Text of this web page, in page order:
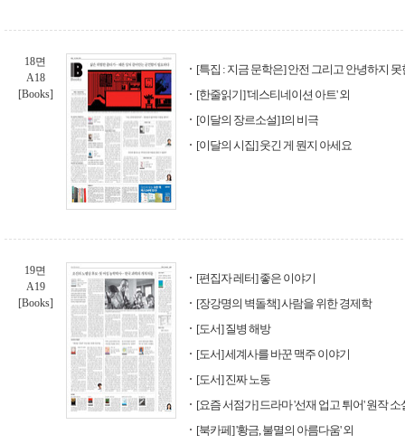
18면
A18
[Books]
[특집 : 지금 문학은] 안전 그리고 안녕하지 못
[한줄읽기] '데스티네이션 아트' 외
[이달의 장르소설] I의 비극
[이달의 시집] 웃긴 게 뭔지 아세요
19면
A19
[Books]
[편집자 레터] 좋은 이야기
[장강명의 벽돌책] 사람을 위한 경제학
[도서] 질병 해방
[도서] 세계사를 바꾼 맥주 이야기
[도서] 진짜 노동
[요즘 서점가] 드라마 '선재 업고 튀어' 원작
[북카페] '황금, 불멸의 아름다움' 외